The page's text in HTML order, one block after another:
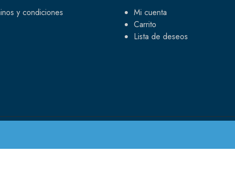
y condiciones
Mi cuenta
Carrito
Lista de deseos